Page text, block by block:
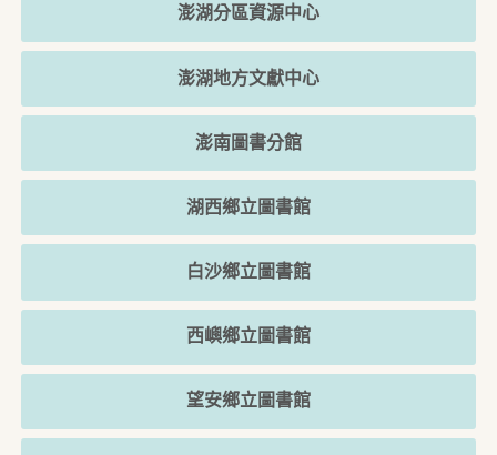
澎湖分區資源中心
澎湖地方文獻中心
澎南圖書分館
湖西鄉立圖書館
白沙鄉立圖書館
西嶼鄉立圖書館
望安鄉立圖書館